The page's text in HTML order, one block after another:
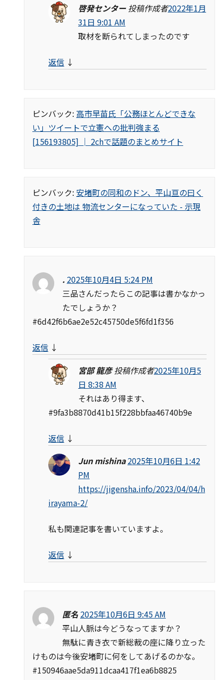
啓発センター 投稿作成者2022年1月
31日 9:01 AM
取材を断られてしまったのです
返信 ↓
ピンバック: 高市早苗氏「公務ほとんどできな
い」ツイートで立憲への批判強まる
[156193805] │ 2chで話題のまとめサイト
ピンバック: 安堵町の同和のドン、平山亘の曰く
付きの土地は 物流センターになっていた - 示現
舎
. 2025年10月4日 5:24 PM
三品さんだったらこの記事は書かなかっ
たでしょうか？
#6d42f6b6ae2e52c45750de5f6fd1f356
返信 ↓
宮部 龍彦 投稿作成者2025年10月5
日 8:38 AM
それはあり得ます、
#9fa3b8870d41b15f228bbfaa46740b9e
返信 ↓
Jun mishina 2025年10月6日 1:42
PM
https://jigensha.info/2023/04/04/h
irayama-2/
私も関連記事を書いていますよ。
返信 ↓
匿名 2025年10月6日 9:45 AM
平山人脈は今どうなってますか？
無駄に青き衣で新総裁の座に降り立った
けものは今後安堵町に何をしてあげるのかな。
#150946aae5da911dcaa417f1ea6b8825